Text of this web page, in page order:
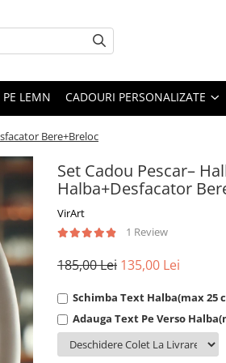
PE LEMN CADOURI PERSONALIZATE
Bere+Breloc
Set Cadou Pescar–
Halba+Desfacator
VirArt
1 Review
185,00 Lei 135,00 Lei
Schimba Text Halba(max 25
Adauga Text Pe Verso